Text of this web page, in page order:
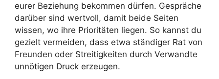
eurer Beziehung bekommen dürfen. Gespräche
darüber sind wertvoll, damit beide Seiten
wissen, wo ihre Prioritäten liegen. So kannst du
gezielt vermeiden, dass etwa ständiger Rat von
Freunden oder Streitigkeiten durch Verwandte
unnötigen Druck erzeugen.